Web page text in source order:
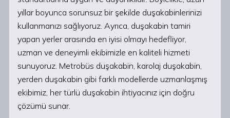
yıllar boyunca sorunsuz bir şekilde duşakabinlerinizi
kullanmanızı sağlıyoruz. Ayrıca, duşakabin tamiri
yapan yerler arasında en iyisi olmayı hedefliyor,
uzman ve deneyimli ekibimizle en kaliteli hizmeti
sunuyoruz. Metrobüs duşakabin, karolaj duşakabin,
yerden duşakabin gibi farklı modellerde uzmanlaşmış
ekibimiz, her türlü duşakabin ihtiyacınız için doğru
çözümü sunar.